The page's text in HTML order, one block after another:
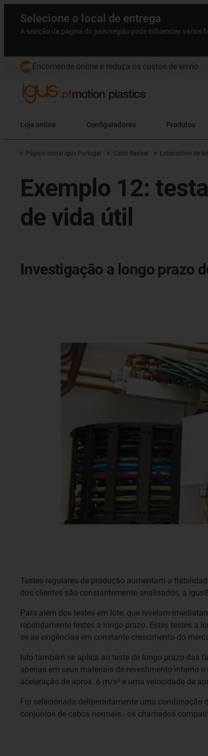
Selecione o local de entrega
A seleção da página do país/região pode influenciar vários
Encomende online e reduza os custos de envio
Loja online Configuradores Produtos
Página inicial igus Portugal Cabo flexível Laboratório de
Exemplo 12:
de vida útil
Investigação a longo prazo
Testes regulares de produção aumentam a
dos clientes são constantemente analisados, a
Para além dos testes em lote, que revelam
repetidamente testes a longo prazo. Estes testes a
se as exigências em constante crescimento do
Isto também se aplica ao teste de longo prazo das
apenas em seus materiais de revestimento interno
aceleração de aprox. 6 m/s² e uma velocidade de
Foi selecionada deliberadamente uma
conjuntos de cabos normais - os chamados